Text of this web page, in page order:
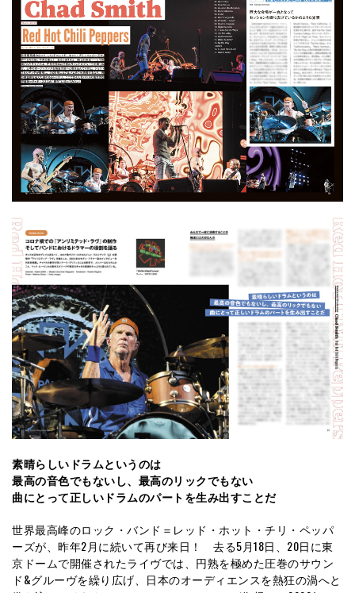
素晴らしいドラムというのは
最高の音色でもないし、最高のリックでもない
曲にとって正しいドラムのパートを生み出すことだ
世界最高峰のロック・バンド＝レッド・ホット・チリ・ペッパ
ーズが、昨年2月に続いて再び来日！ 去る5月18日、20日に東
京ドームで開催されたライヴでは、円熟を極めた圧巻のサウン
ド&グルーヴを繰り広げ、日本のオーディエンスを熱狂の渦へと